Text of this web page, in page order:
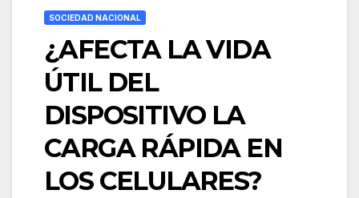
SOCIEDAD NACIONAL
¿AFECTA LA VIDA
ÚTIL DEL
DISPOSITIVO LA
CARGA RÁPIDA EN
LOS CELULARES?